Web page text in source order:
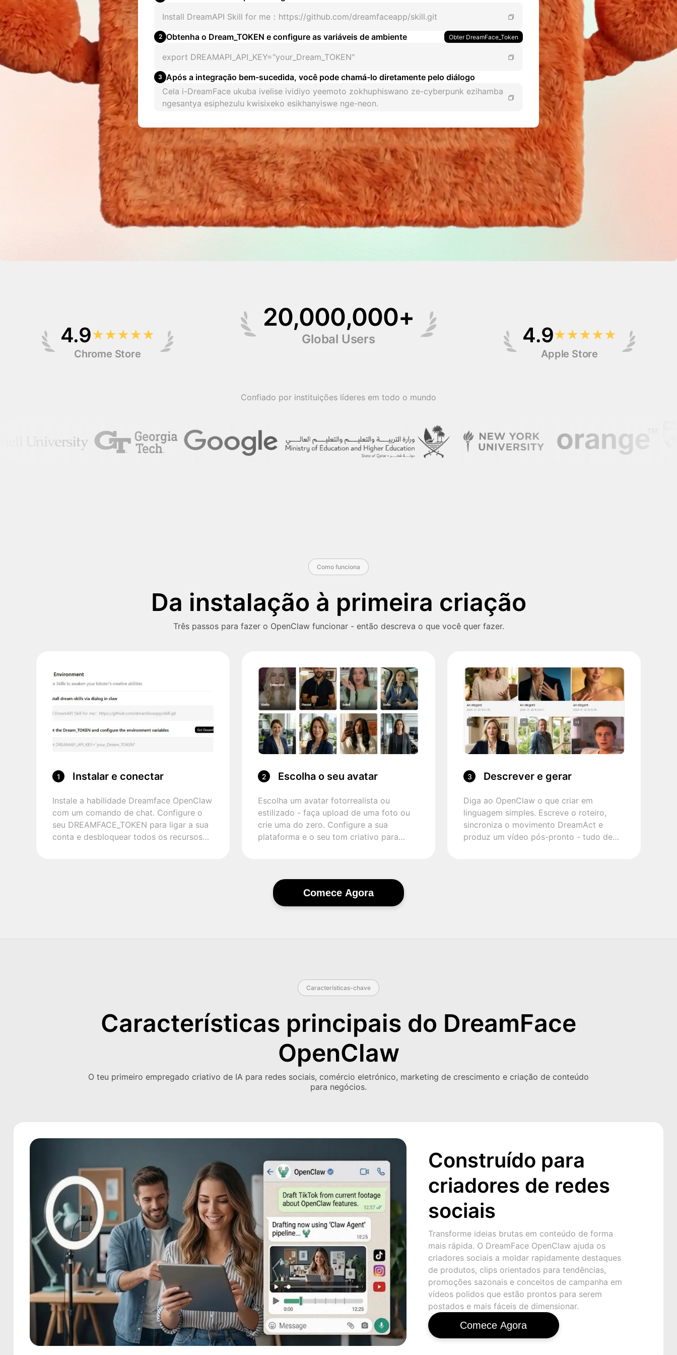
Install DreamAPI Skill for me：https://github.com/dreamfaceapp/skill.git
2 Obtenha o Dream_TOKEN e configure as variáveis de ambiente Obter DreamFace_Token
export DREAMAPI_API_KEY="your_Dream_TOKEN"
3 Após a integração bem-sucedida, você pode chamá-lo diretamente pelo diálogo
Cela i-DreamFace ukuba ivelise ividiyo yeemoto zokhuphiswano ze-cyberpunk ezihamba
ngesantya esiphezulu kwisixeko esikhanyiswe nge-neon.
4.9★★★★★
Chrome Store
20,000,000+
Global Users
4.9★★★★★
Apple Store
Confiado por instituições líderes em todo o mundo
Como funciona
Da instalação à primeira criação
Três passos para fazer o OpenClaw funcionar - então descreva o que você quer fazer.
1 Instalar e conectar
Instale a habilidade Dreamface OpenClaw
com um comando de chat. Configure o
seu DREAMFACE_TOKEN para ligar a sua
conta e desbloquear todos os recursos
2 Escolha o seu avatar
Escolha um avatar fotorrealista ou
estilizado - faça upload de uma foto ou
crie uma do zero. Configure a sua
plataforma e o seu tom criativo para
3 Descrever e gerar
Diga ao OpenClaw o que criar em
linguagem simples. Escreve o roteiro,
sincroniza o movimento DreamAct e
produz um vídeo pós-pronto - tudo de
Comece Agora
Características-chave
Características principais do DreamFace
OpenClaw
O teu primeiro empregado criativo de IA para redes sociais, comércio eletrónico, marketing de crescimento e criação de conteúdo
para negócios.
Construído para
criadores de redes
sociais
Transforme ideias brutas em conteúdo de forma
mais rápida. O DreamFace OpenClaw ajuda os
criadores sociais a moldar rapidamente destaques
de produtos, clips orientados para tendências,
promoções sazonais e conceitos de campanha em
vídeos polidos que estão prontos para serem
postados e mais fáceis de dimensionar.
Comece Agora